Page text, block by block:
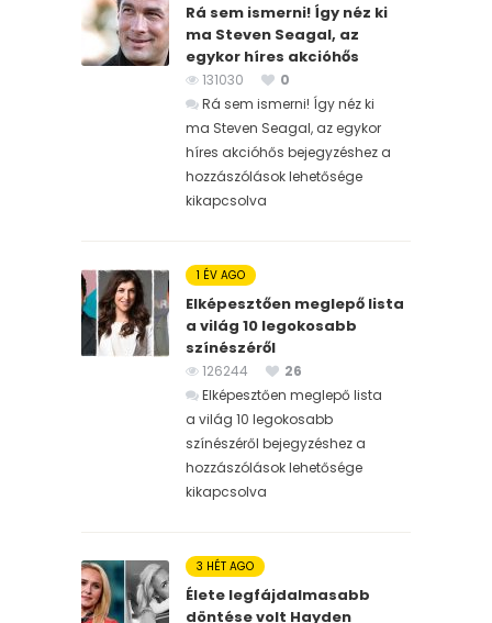
Rá sem ismerni! Így néz ki
ma Steven Seagal, az
egykor híres akcióhős
131030
0
Rá sem ismerni! Így néz ki
ma Steven Seagal, az egykor
híres akcióhős bejegyzéshez a
hozzászólások lehetősége
kikapcsolva
1 ÉV AGO
Elképesztően meglepő lista
a világ 10 legokosabb
színészéről
126244
26
Elképesztően meglepő lista
a világ 10 legokosabb
színészéről bejegyzéshez a
hozzászólások lehetősége
kikapcsolva
3 HÉT AGO
Élete legfájdalmasabb
döntése volt Hayden